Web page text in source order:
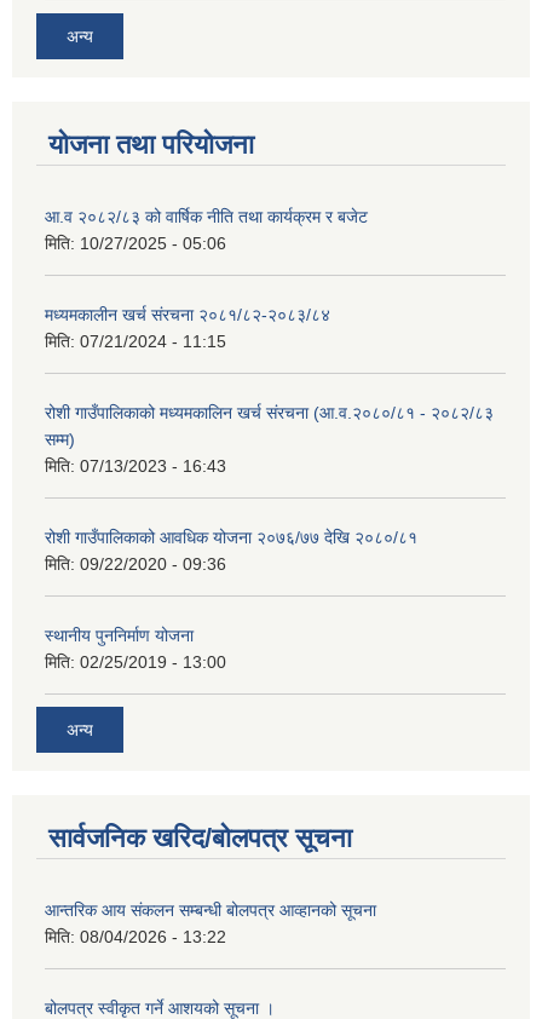
अन्य
योजना तथा परियोजना
आ.व २०८२/८३ को वार्षिक नीति तथा कार्यक्रम र बजेट
मिति: 10/27/2025 - 05:06
मध्यमकालीन खर्च संरचना २०८१/८२-२०८३/८४
मिति: 07/21/2024 - 11:15
रोशी गाउँपालिकाको मध्यमकालिन खर्च संरचना (आ.व.२०८०/८१ - २०८२/८३
सम्म)
मिति: 07/13/2023 - 16:43
रोशी गाउँपालिकाको आवधिक योजना २०७६/७७ देखि २०८०/८१
मिति: 09/22/2020 - 09:36
स्थानीय पुननिर्माण योजना
मिति: 02/25/2019 - 13:00
अन्य
सार्वजनिक खरिद/बोलपत्र सूचना
आन्तरिक आय संकलन सम्बन्धी बोलपत्र आव्हानको सूचना
मिति: 08/04/2026 - 13:22
बोलपत्र स्वीकृत गर्ने आशयको सूचना ।